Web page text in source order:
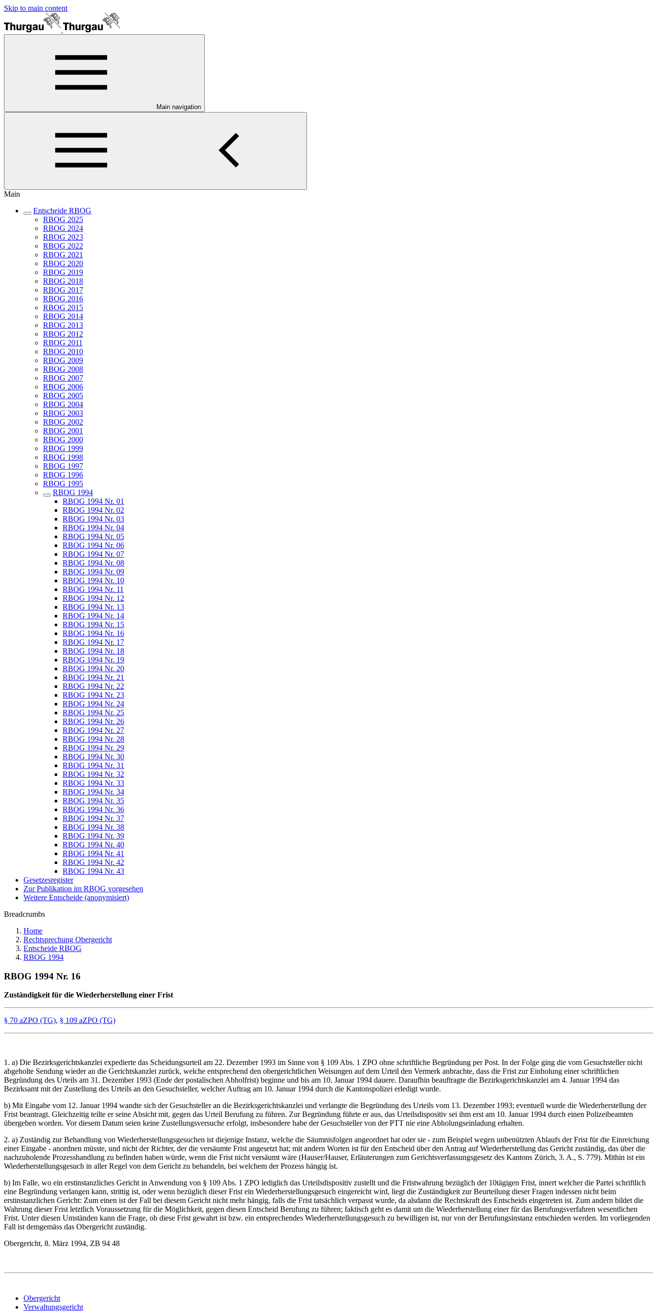
Skip to main content
Main navigation
Main
Entscheide RBOG
RBOG 2025
RBOG 2024
RBOG 2023
RBOG 2022
RBOG 2021
RBOG 2020
RBOG 2019
RBOG 2018
RBOG 2017
RBOG 2016
RBOG 2015
RBOG 2014
RBOG 2013
RBOG 2012
RBOG 2011
RBOG 2010
RBOG 2009
RBOG 2008
RBOG 2007
RBOG 2006
RBOG 2005
RBOG 2004
RBOG 2003
RBOG 2002
RBOG 2001
RBOG 2000
RBOG 1999
RBOG 1998
RBOG 1997
RBOG 1996
RBOG 1995
RBOG 1994
RBOG 1994 Nr. 01
RBOG 1994 Nr. 02
RBOG 1994 Nr. 03
RBOG 1994 Nr. 04
RBOG 1994 Nr. 05
RBOG 1994 Nr. 06
RBOG 1994 Nr. 07
RBOG 1994 Nr. 08
RBOG 1994 Nr. 09
RBOG 1994 Nr. 10
RBOG 1994 Nr. 11
RBOG 1994 Nr. 12
RBOG 1994 Nr. 13
RBOG 1994 Nr. 14
RBOG 1994 Nr. 15
RBOG 1994 Nr. 16
RBOG 1994 Nr. 17
RBOG 1994 Nr. 18
RBOG 1994 Nr. 19
RBOG 1994 Nr. 20
RBOG 1994 Nr. 21
RBOG 1994 Nr. 22
RBOG 1994 Nr. 23
RBOG 1994 Nr. 24
RBOG 1994 Nr. 25
RBOG 1994 Nr. 26
RBOG 1994 Nr. 27
RBOG 1994 Nr. 28
RBOG 1994 Nr. 29
RBOG 1994 Nr. 30
RBOG 1994 Nr. 31
RBOG 1994 Nr. 32
RBOG 1994 Nr. 33
RBOG 1994 Nr. 34
RBOG 1994 Nr. 35
RBOG 1994 Nr. 36
RBOG 1994 Nr. 37
RBOG 1994 Nr. 38
RBOG 1994 Nr. 39
RBOG 1994 Nr. 40
RBOG 1994 Nr. 41
RBOG 1994 Nr. 42
RBOG 1994 Nr. 43
Gesetzesregister
Zur Publikation im RBOG vorgesehen
Weitere Entscheide (anonymisiert)
Breadcrumbs
Home
Rechtsprechung Obergericht
Entscheide RBOG
RBOG 1994
RBOG 1994 Nr. 16
Zuständigkeit für die Wiederherstellung einer Frist
§ 70 aZPO (TG), § 109 aZPO (TG)
1. a) Die Bezirksgerichtskanzlei expedierte das Scheidungsurteil am 22. Dezember 1993 im Sinne von § 109 Abs. 1 ZPO ohne schriftliche Begründung per Post. In der Folge ging die vom Gesuchsteller nicht
abgeholte Sendung wieder an die Gerichtskanzlei zurück, welche entsprechend den obergerichtlichen Weisungen auf dem Urteil den Vermerk anbrachte, dass die Frist zur Einholung einer schriftlichen
Begründung des Urteils am 31. Dezember 1993 (Ende der postalischen Abholfrist) beginne und bis am 10. Januar 1994 dauere. Daraufhin beauftragte die Bezirksgerichtskanzlei am 4. Januar 1994 das
Bezirksamt mit der Zustellung des Urteils an den Gesuchsteller, welcher Auftrag am 10. Januar 1994 durch die Kantonspolizei erledigt wurde.
b) Mit Eingabe vom 12. Januar 1994 wandte sich der Gesuchsteller an die Bezirksgerichtskanzlei und verlangte die Begründung des Urteils vom 13. Dezember 1993; eventuell wurde die Wiederherstellung der
Frist beantragt. Gleichzeitig teilte er seine Absicht mit, gegen das Urteil Berufung zu führen. Zur Begründung führte er aus, das Urteilsdispositiv sei ihm erst am 10. Januar 1994 durch einen Polizeibeamten
übergeben worden. Vor diesem Datum seien keine Zustellungsversuche erfolgt, insbesondere habe der Gesuchsteller von der PTT nie eine Abholungseinladung erhalten.
2. a) Zuständig zur Behandlung von Wiederherstellungsgesuchen ist diejenige Instanz, welche die Säumnisfolgen angeordnet hat oder sie - zum Beispiel wegen unbenützten Ablaufs der Frist für die Einreichung
einer Eingabe - anordnen müsste, und nicht der Richter, der die versäumte Frist angesetzt hat; mit andern Worten ist für den Entscheid über den Antrag auf Wiederherstellung das Gericht zuständig, das über die
nachzuholende Prozesshandlung zu befinden haben würde, wenn die Frist nicht versäumt wäre (Hauser/Hauser, Erläuterungen zum Gerichtsverfassungsgesetz des Kantons Zürich, 3. A., S. 779). Mithin ist ein
Wiederherstellungsgesuch in aller Regel von dem Gericht zu behandeln, bei welchem der Prozess hängig ist.
b) Im Falle, wo ein erstinstanzliches Gericht in Anwendung von § 109 Abs. 1 ZPO lediglich das Urteilsdispositiv zustellt und die Fristwahrung bezüglich der 10tägigen Frist, innert welcher die Partei schriftlich
eine Begründung verlangen kann, strittig ist, oder wenn bezüglich dieser Frist ein Wiederherstellungsgesuch eingereicht wird, liegt die Zuständigkeit zur Beurteilung dieser Fragen indessen nicht beim
erstinstanzlichen Gericht: Zum einen ist der Fall bei diesem Gericht nicht mehr hängig, falls die Frist tatsächlich verpasst wurde, da alsdann die Rechtskraft des Entscheids eingetreten ist. Zum andern bildet die
Wahrung dieser Frist letztlich Voraussetzung für die Möglichkeit, gegen diesen Entscheid Berufung zu führen; faktisch geht es damit um die Wiederherstellung einer für das Berufungsverfahren wesentlichen
Frist. Unter diesen Umständen kann die Frage, ob diese Frist gewahrt ist bzw. ein entsprechendes Wiederherstellungsgesuch zu bewilligen ist, nur von der Berufungsinstanz entschieden werden. Im vorliegenden
Fall ist demgemäss das Obergericht zuständig.
Obergericht, 8. März 1994, ZB 94 48
Obergericht
Verwaltungsgericht